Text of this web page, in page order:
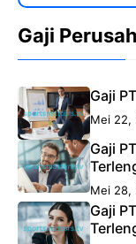
Gaji
Gaji
Mei 22,
Gaji
Mei 28,
Gaji